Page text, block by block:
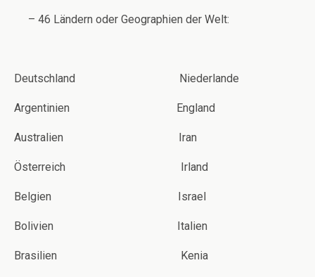
– 46 Ländern oder Geographien der Welt:
Deutschland Niederlande
Argentinien England
Australien Iran
Österreich Irland
Belgien Israel
Bolivien Italien
Brasilien Kenia